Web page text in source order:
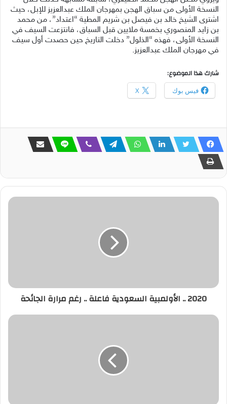
النسخة الأولى من سباق الهجن بمهرجان الملك عبدالعزيز للإبل، حيث
اشترى الشيخ خالد بن فيصل بن شريم المطية “اعتداد”، من محمد
بن زايد المنصوري بخمسة ملايين قبل السباق، فانتزعت السيف في
النسخة الأولى، فهذه “الذلول” دخلت التاريخ حين حصدت أول سيف
في مهرجان الملك عبدالعزيز.
شارك هذا الموضوع:
فيس بوك X
2020 .. الأولمبية السعودية فاعلة .. رغم مرارة الجائحة